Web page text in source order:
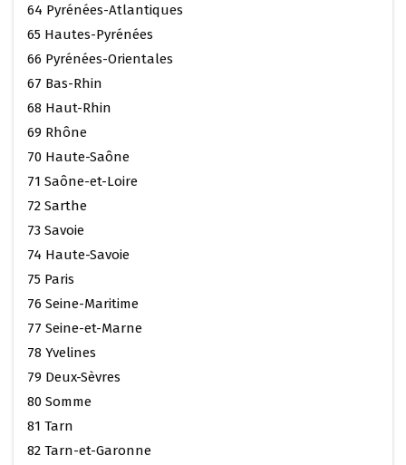
64 Pyrénées-Atlantiques
65 Hautes-Pyrénées
66 Pyrénées-Orientales
67 Bas-Rhin
68 Haut-Rhin
69 Rhône
70 Haute-Saône
71 Saône-et-Loire
72 Sarthe
73 Savoie
74 Haute-Savoie
75 Paris
76 Seine-Maritime
77 Seine-et-Marne
78 Yvelines
79 Deux-Sèvres
80 Somme
81 Tarn
82 Tarn-et-Garonne